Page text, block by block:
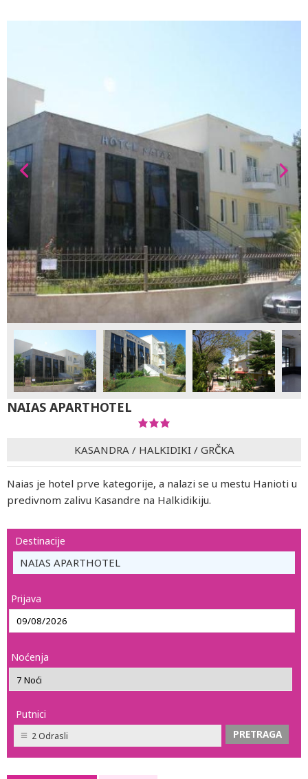
NAIAS APARTHOTEL
KASANDRA / HALKIDIKI/ GRČKA
Naias je hotel prve kategorije, a nalazi se u mestu Hanioti u
predivnom zalivu Kasandre na Halkidikiju.
Destinacije
NAIAS APARTHOTEL
Prijava
Noćenja
Putnici
2 Odrasli